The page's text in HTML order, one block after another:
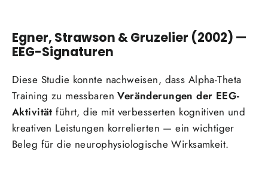
Egner, Strawson & Gruzelier (2002) —
EEG-Signaturen
Diese Studie konnte nachweisen, dass Alpha-Theta
Training zu messbarenVeränderungen der EEG-
Aktivität führt, die mit verbesserten kognitiven und
kreativen Leistungen korrelierten — ein wichtiger
Beleg für die neurophysiologische Wirksamkeit.